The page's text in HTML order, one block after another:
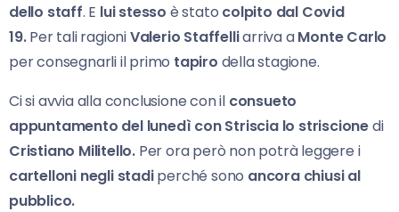
dello staff. E lui stesso è stato colpito dal Covid
19.Per tali ragioniValerio Staffelliarriva aMonte Carlo
per consegnarli il primo tapiro della stagione.
Ci si avvia alla conclusione con il consueto
appuntamento del lunedì con Striscia lo striscionedi
Cristiano Militello. Per ora però non potrà leggere i
cartelloni negli stadiperché sono ancora chiusi al
pubblico.